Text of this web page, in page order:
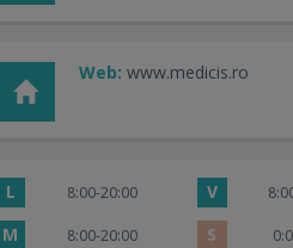
Web: www.medicis.ro
L 8:00-20:00 V
M 8:00-20:00 S